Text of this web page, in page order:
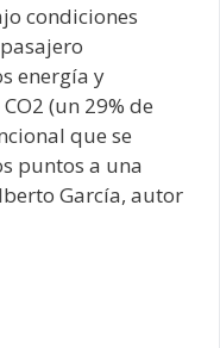
condiciones
energía y
(un 29% de
que se
puntos a una
García, autor